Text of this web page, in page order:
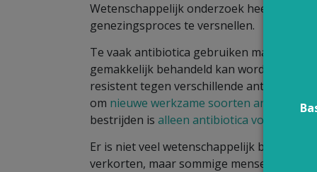
Wetenschappelijk onderzoek heeft
genezingsproces te versnellen.
Te vaak antibiotica gebruiken maakt
gemakkelijk behandeld kan worden
resistent tegen verschillende antibiotica,
om nieuwe werkzame soorten antibiotica
bestrijden is alleen antibiotica
Er is niet veel wetenschappelijk bewijs dat
verkorten, maar sommige mensen